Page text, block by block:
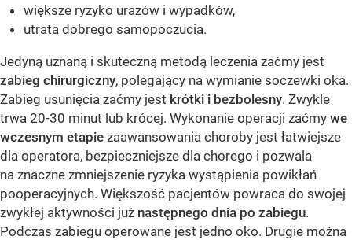
większe ryzyko urazów i wypadków,
utrata dobrego samopoczucia.
Jedyną uznaną i skuteczną metodą leczenia zaćmy jest
zabieg chirurgiczny, polegający na wymianie soczewki oka.
Zabieg usunięcia zaćmy jest krótki i bezbolesny. Zwykle
trwa 20-30 minut lub krócej. Wykonanie operacji zaćmy we
wczesnym etapie zaawansowania choroby jest łatwiejsze
dla operatora, bezpieczniejsze dla chorego i pozwala
na znaczne zmniejszenie ryzyka wystąpienia powikłań
pooperacyjnych. Większość pacjentów powraca do swojej
zwykłej aktywności już następnego dnia po zabiegu.
Podczas zabiegu operowane jest jedno oko. Drugie można